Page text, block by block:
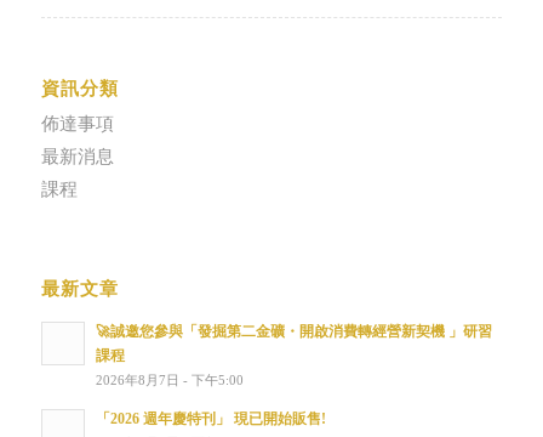
資訊分類
佈達事項
最新消息
課程
最新文章
🚀誠邀您參與「發掘第二金礦・開啟消費轉經營新契機 」研習
課程
2026年8月7日 - 下午5:00
「2026 週年慶特刊」 現已開始販售!